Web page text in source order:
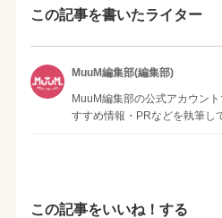
この記事を書いたライター
MuuM編集部(編集部)
MuuM編集部の公式アカウン
すすめ情報・PRなどを執筆し
この記事をいいね！する